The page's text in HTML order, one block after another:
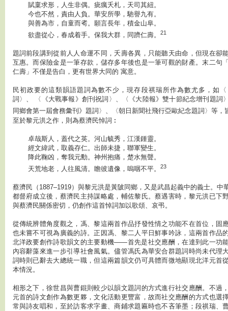
賦稟求形，人生非偶。疵癘夭札，天司其紐。
今也不然，責由人負。華安所學，馳譽九有。
與善為市，自童而耇。願言長年，積金山阜。
欲盡從心，春成着手。保我大群，同躋仁壽。
21
題詞前段講到從前人人命運不同，夭壽各異，只能聽天由命，但現在卻
互惠。而保險金是一筆存款，儲存多年後也是一筆可觀的財產。末二句
仁壽」不僅是告白，更有世界大同的 寓意。
民初政要的這類韻語題詞為數不少，現存段祺瑞所作為數尤多，如
詞〉、 〈《大戰事報》創刊祝詞〉、〈《大陸報》雙十節紀念增刊題詞
同鄉會第一屆會務彙刊》題詞〉、〈朝日新聞社飛行亞歐紀念題詞〉等，
至於黎元洪之作，則為蔡濟民悼詞︰
卓哉斯人，蓋代之英。河山毓秀，江漢鍾靈。
經文緯武，取義存仁。出師未捷，聯軍變生。
降此鞠凶，奪我元勳。神州抱痛，楚水無聲。
天荒地老，人往風清。瞻彼遺像，嗚咽不平。
23
蔡濟民（1887–1919）與黎元洪是黃陂同鄉，又是武昌起義中的義士。中
都督府成立後，蔡濟民主持謀略處，輔佐黎氏。蔡遇害時，黎元洪已下
與蔡濟民關係密切，仍創作這首悼詞加以歌頌、哀弔。
從傳統辨體角度觀之，馮、黎這兩首作品抒發性情之功能不在首位，固
也未嘗不可視為廣義的詩。正因馮、黎二人平日鮮事吟詠，這兩首作品
北洋政要創作詩歌韻文的主要動機——首先是社交應酬，在達到此一功
內容辭藻來進一步引導社會風氣。儘管馮氏為華安合群題詞時尚未代理
詞時則已辭去大總統一職，但這兩篇韻文仍可具體而微地顯現北洋元首
本情況。
相形之下，徐世昌與曹錕則較少以韻文題詞的方式進行社交應酬。不過
元首的詩文創作為數更夥，文化活動更豐富，故而社交應酬的方式也選
常與詩友唱和，至於訪客求字畫、商鋪求題匾時也不吝筆墨；段祺瑞、